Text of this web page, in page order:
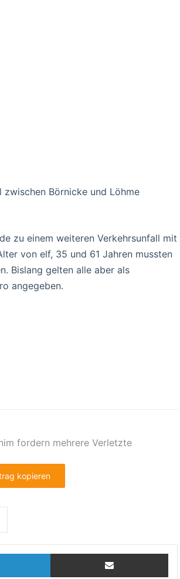
Börnicke und Löhme
zu einem weiteren Verkehrsunfall mit
von elf, 35 und 61 Jahren mussten
Bislang gelten alle aber als
angegeben.
fordern mehrere Verletzte
kopieren
LinkedIn Teilen via E-Mail